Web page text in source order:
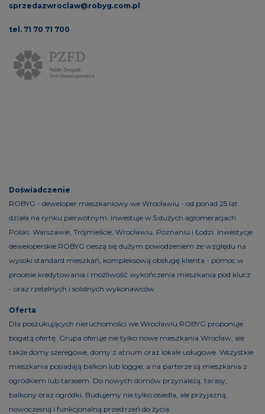
sprzedazwroclaw@robyg.com.pl
tel. 71 70 71 700
Doświadczenie
ROBYG - deweloper mieszkaniowy we Wrocławiu - od ponad 25 lat
działa na rynku pierwotnym. Inwestuje w 5 dużych aglomeracjach
Polski: Warszawie, Trójmieście, Wrocławiu, Poznaniu i Łodzi. Inwestycje
deweloperskie ROBYG cieszą się dużym powodzeniem ze względu na
wysoki standard mieszkań, kompleksową obsługę klienta - pomoc w
procesie kredytowania i możliwość wykończenia mieszkania pod klucz
- oraz rzetelnych i solidnych wykonawców.
Oferta
Dla poszukujących nieruchomości we Wrocławiu ROBYG proponuje
bogatą ofertę. Grupa oferuje nie tylko nowe mieszkania Wrocław, ale
także domy szeregowe, domy z atrium oraz lokale usługowe. Wszystkie
mieszkania posiadają balkon lub loggie, a na parterze są mieszkania z
ogródkiem lub tarasem. Do nowych domów przynależą, tarasy,
balkony oraz ogródki. Budujemy nie tylko osiedla, ale przyjazną,
nowoczesną i funkcjonalną przestrzeń do życia.